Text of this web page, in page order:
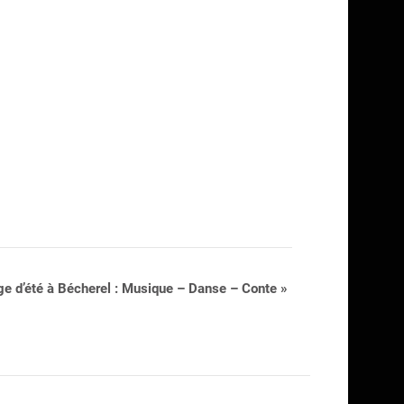
d’été à Bécherel : Musique – Danse – Conte »